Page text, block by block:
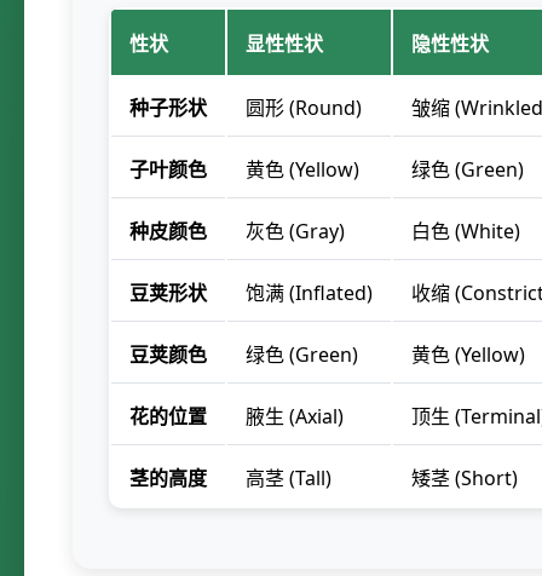
性状 显性性状 隐性性状
种子形状 圆形 (Round) 皱缩
子叶颜色 黄色 (Yellow) 绿色 (Green)
种皮颜色 灰色 (Gray) 白色 (White)
豆荚形状 饱满 (Inflated) 收缩
豆荚颜色 绿色 (Green) 黄色 (Yellow)
花的位置 腋生 (Axial) 顶生
茎的高度 高茎 (Tall) 矮茎 (Short)